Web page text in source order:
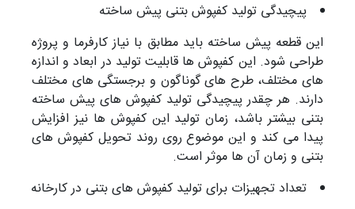
پیچیدگی تولید کفپوش بتنی پیش ساخته
این قطعه پیش ساخته باید مطابق با نیاز کارفرما و پروژه
طراحی شود. این کفپوش ها قابلیت تولید در ابعاد و اندازه
های مختلف، طرح های گوناگون و برجستگی های مختلف
دارند. هر چقدر پیچیدگی تولید کفپوش های پیش ساخته
بتنی بیشتر باشد، زمان تولید این کفپوش ها نیز افزایش
پیدا می کند و این موضوع روی روند تحویل کفپوش های
بتنی و زمان آن ها موثر است.
تعداد تجهیزات برای تولید کفپوش های بتنی در کارخانه